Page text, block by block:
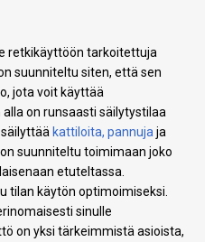
retkikäyttöön tarkoitettuja
suunniteltu siten, että sen
jota voit käyttää
on runsaasti säilytystilaa
kattiloita, pannuja ja
suunniteltu toimimaan joko
etuteltassa.
tilan käytön optimoimiseksi.
sinulle
on yksi tärkeimmistä asioista,